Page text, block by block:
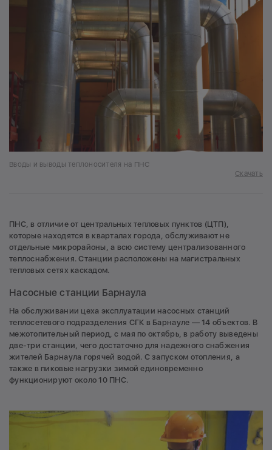
Вводы и выводы теплоносителя на ПНС
Скачать
ПНС, в отличие от центральных тепловых пунктов (ЦТП),
которые находятся в кварталах города, обслуживают не
отдельные микрорайоны, а всю систему централизованного
теплоснабжения. Станции расположены на магистральных
тепловых сетях каскадом.
Насосные станции Барнаула
На обслуживании цеха эксплуатации насосных станций
теплосетевого подразделения СГК в Барнауле — 14 объектов. В
межотопительный период, с мая по октябрь, в работу выведены
две-три станции, чего достаточно для надежного снабжения
жителей Барнаула горячей водой. С запуском отопления, а
также в пиковые нагрузки зимой единовременно
функционируют около 10 ПНС.